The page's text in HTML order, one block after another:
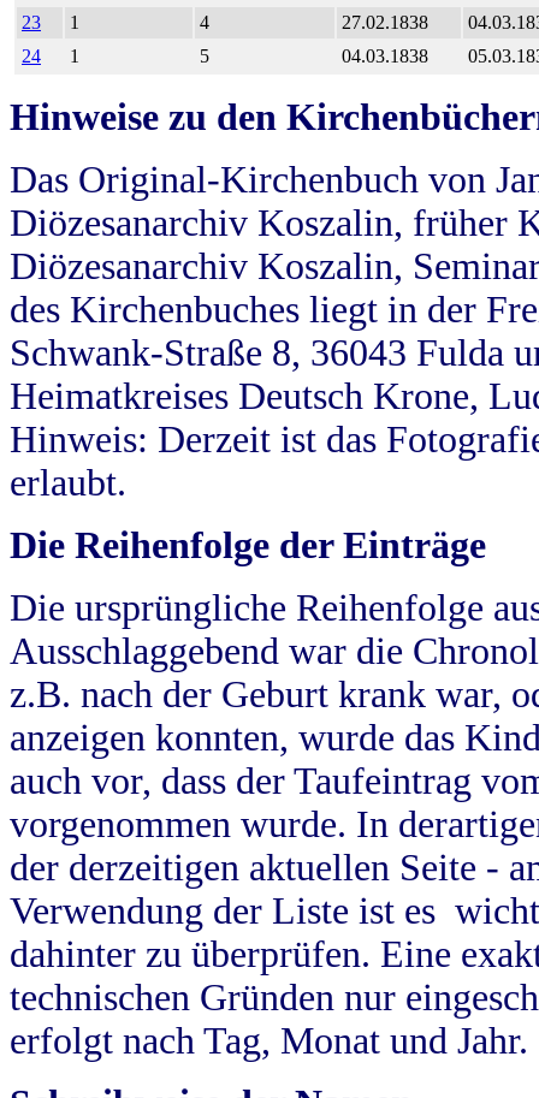
23
1 4 27.02.1838
24
1 5 04.03.1838
Hinweise zu den
Das Original-Kirchenbuch von
Diözesanarchiv Koszalin, früher
Diözesanarchiv Koszalin,
des Kirchenbuches liegt in der
Schwank-Straße 8, 36043 Fulda
Heimatkreises Deutsch Krone,
Hinweis: Derzeit ist das
erlaubt.
Die Reihenfolge der Einträge
Die ursprüngliche Reihenfolge
Ausschlaggebend war die
z.B. nach der Geburt krank war,
anzeigen konnten, wurde das
auch vor, dass der Taufeintrag
vorgenommen wurde. In
der derzeitigen aktuellen Seite -
Verwendung der Liste ist es
dahinter zu überprüfen. Eine
technischen Gründen nur
erfolgt nach Tag, Monat und Jahr.